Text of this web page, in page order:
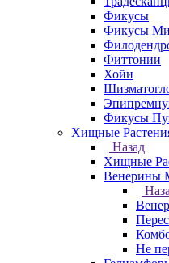
Фикусы
Фикусы
Фиттонии
Хойи
Фикусы
Хищные
Назад
Хищные
Венерины
Не